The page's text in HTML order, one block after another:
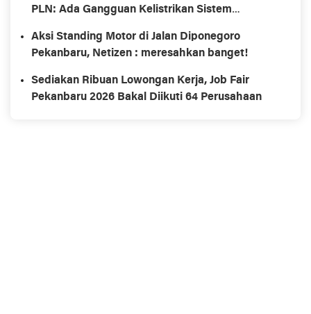
PLN: Ada Gangguan Kelistrikan Sistem
Aksi Standing Motor di Jalan Diponegoro
Pekanbaru, Netizen : meresahkan banget!
Sediakan Ribuan Lowongan Kerja, Job Fair
Pekanbaru 2026 Bakal Diikuti 64 Perusahaan